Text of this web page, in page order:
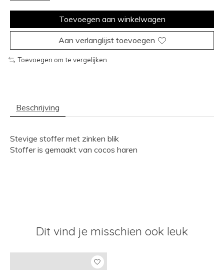
Toevoegen aan winkelwagen
Aan verlanglijst toevoegen
Toevoegen om te vergelijken
Beschrijving
Stevige stoffer met zinken blik
Stoffer is gemaakt van cocos haren
Dit vind je misschien ook leuk
Items van productcarrousel